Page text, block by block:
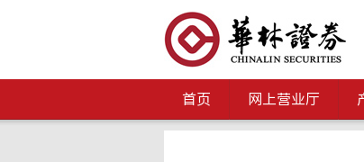
首页 网上营业厅